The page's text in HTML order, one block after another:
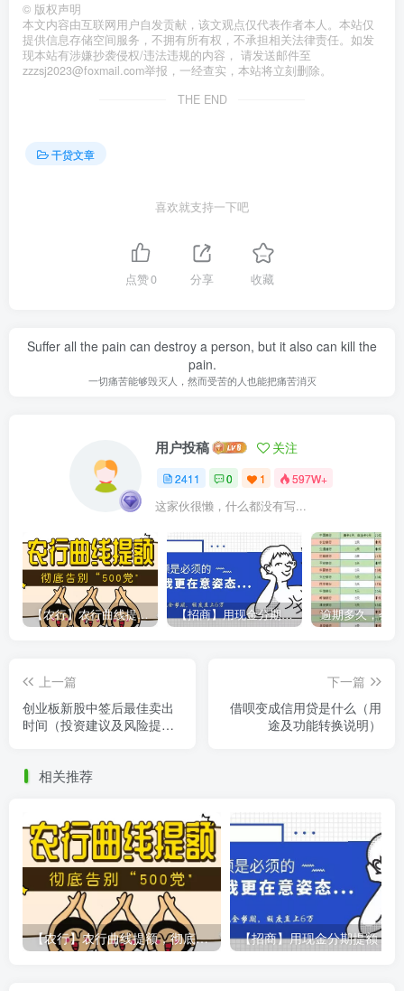
© 版权声明
本文内容由互联网用户自发贡献，该文观点仅代表作者本人。本站仅
提供信息存储空间服务，不拥有所有权，不承担相关法律责任。如发
现本站有涉嫌抄袭侵权/违法违规的内容， 请发送邮件至
zzzsj2023@foxmail.com举报，一经查实，本站将立刻删除。
THE END
干贷文章
喜欢就支持一下吧
点赞0 分享 收藏
Suffer all the pain can destroy a person, but it also can kill the
pain.
一切痛苦能够毁灭人，然而受苦的人也能把痛苦消灭
用户投稿 关注
2411 0 1 597W+
这家伙很懒，什么都没有写...
【农行】农行曲线提额，彻底告别“500党” 【招商】用现金分期提额，额度直上6万
上一篇
创业板新股中签后最佳卖出
时间（投资建议及风险提
下一篇
借呗变成信用贷是什么（用
途及功能转换说明）
相关推荐
【农行】农行曲线提额，彻底告别“500党”